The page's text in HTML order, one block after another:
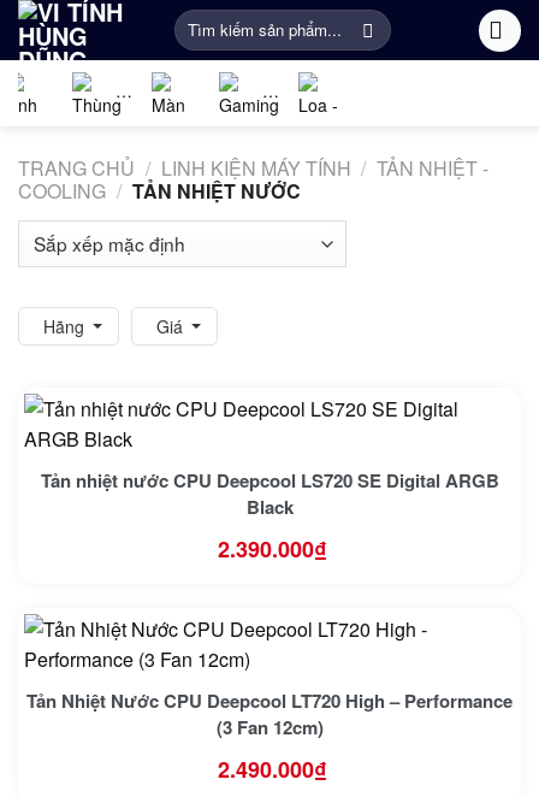
Bỏ
qua
nội
dung
Tìm
kiếm:
máy
Gaming
Máy
Gear
thanh
Kiện
Khác
TRANG CHỦ / LINH KIỆN MÁY TÍNH / TẢN NHIỆT -
COOLING / TẢN NHIỆT NƯỚC
Hãng Giá
Tản nhiệt nước CPU Deepcool LS720 SE Digital ARGB
Black
2.390.000₫
Tản Nhiệt Nước CPU Deepcool LT720 High – Performance
(3 Fan 12cm)
2.490.000₫